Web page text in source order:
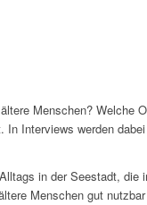
Menschen?
Interviews werden
in der Seestadt,
Menschen gut